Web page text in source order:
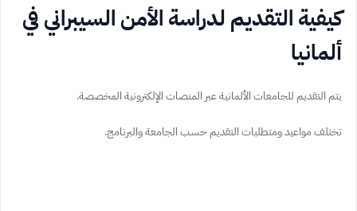
كيفية التقديم لدراسة الأمن السيبراني في
ألمانيا
يتم التقديم للجامعات الألمانية عبر المنصات الإلكترونية المخصصة.
تختلف مواعيد ومتطلبات التقديم حسب الجامعة والبرنامج.